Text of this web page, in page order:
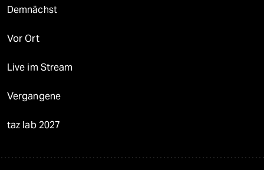
Demnächst
Vor Ort
Live im Stream
Vergangene
taz lab 2027